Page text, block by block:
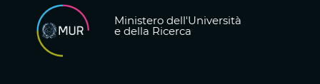
Ministero dell'Università
e della Ricerca